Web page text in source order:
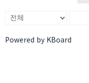
Powered by KBoard